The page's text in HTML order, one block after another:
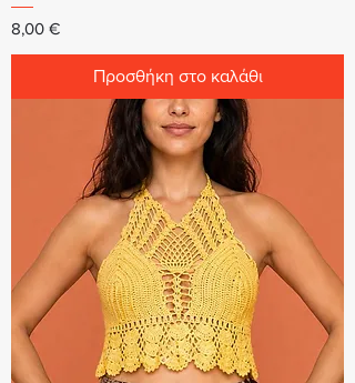
Τιμή
8,00 €
Προσθήκη στο καλάθι